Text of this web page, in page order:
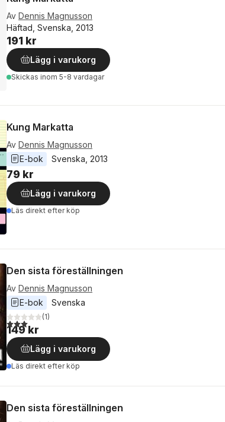
Av Dennis Magnusson
Häftad, Svenska, 2013
191 kr
Lägg i varukorg
Skickas inom 5-8 vardagar
Kung Markatta
Av Dennis Magnusson
E-bok
Svenska 2013
79 kr
Lägg i varukorg
Läs direkt efter köp
Den sista föreställningen
Av Dennis Magnusson
E-bok
Svenska
3,0utav 5 stjärnor. Totalt antal röster:
(1)
149 kr
Lägg i varukorg
Läs direkt efter köp
Den sista föreställningen